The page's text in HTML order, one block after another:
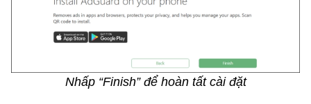
Nhấp “Finish” để hoàn tất cài đặt